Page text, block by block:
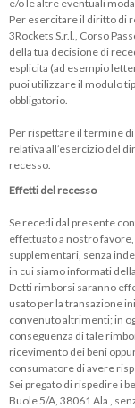
e/o le altre eventuali
Per esercitare il diritto di
3Rockets S.r.l., Corso
della tua decisione di
esplicita (ad esempio
puoi utilizzare il modulo
obbligatorio.
Per rispettare il termine
relativa all’esercizio del
recesso.
Effetti del recesso
Se recedi dal presente
effettuato a nostro
supplementari, senza
in cui siamo informati
Detti rimborsi saranno
usato per la transazione
convenuto altrimenti; in
conseguenza di tale
ricevimento dei beni
consumatore di avere
Sei pregato di rispedire i
Buole 5/A, 38061 Ala ,